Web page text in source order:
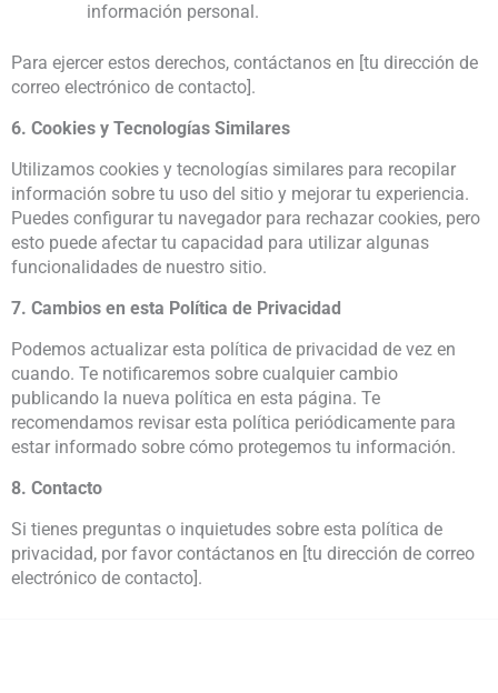
información personal.
Para ejercer estos derechos, contáctanos en [tu dirección de
correo electrónico de contacto].
6. Cookies y Tecnologías Similares
Utilizamos cookies y tecnologías similares para recopilar
información sobre tu uso del sitio y mejorar tu experiencia.
Puedes configurar tu navegador para rechazar cookies, pero
esto puede afectar tu capacidad para utilizar algunas
funcionalidades de nuestro sitio.
7. Cambios en esta Política de Privacidad
Podemos actualizar esta política de privacidad de vez en
cuando. Te notificaremos sobre cualquier cambio
publicando la nueva política en esta página. Te
recomendamos revisar esta política periódicamente para
estar informado sobre cómo protegemos tu información.
8. Contacto
Si tienes preguntas o inquietudes sobre esta política de
privacidad, por favor contáctanos en [tu dirección de correo
electrónico de contacto].